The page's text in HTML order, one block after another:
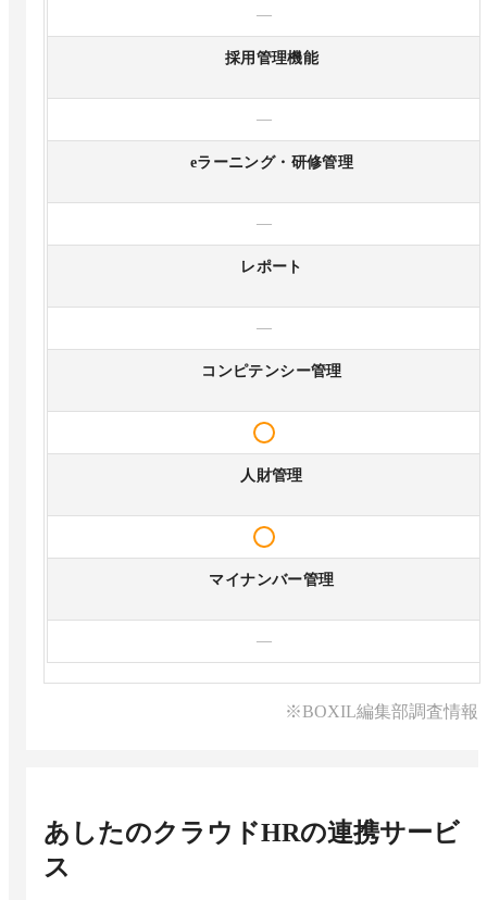
—
採用管理機能
—
eラーニング・研修管理
—
レポート
—
コンピテンシー管理
人財管理
マイナンバー管理
—
※BOXIL編集部調査情報
あしたのクラウドHRの連携サービ
ス